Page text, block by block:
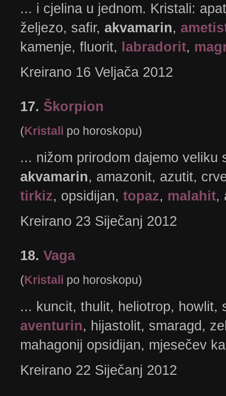
... i cjelina u jednom. Kristali:
željezo, safir, akvamarin,
kamenje, fluorit, labradorit,
Kreirano 16 Veljača 2012
17. Škorpion
(Kristali po horoskopu)
... nižom prirodom dajemo
akvamarin, amazonit, azutit,
tirkiz, opsidijan, topaz, malahit,
Kreirano 23 Siječanj 2012
18. Vaga
(Kristali po horoskopu)
... kuncit, thulit, heliotrop, howlit,
aventurin, hijastolit, smaragd,
mahagonij opsidijan, mjesečev
Kreirano 22 Siječanj 2012